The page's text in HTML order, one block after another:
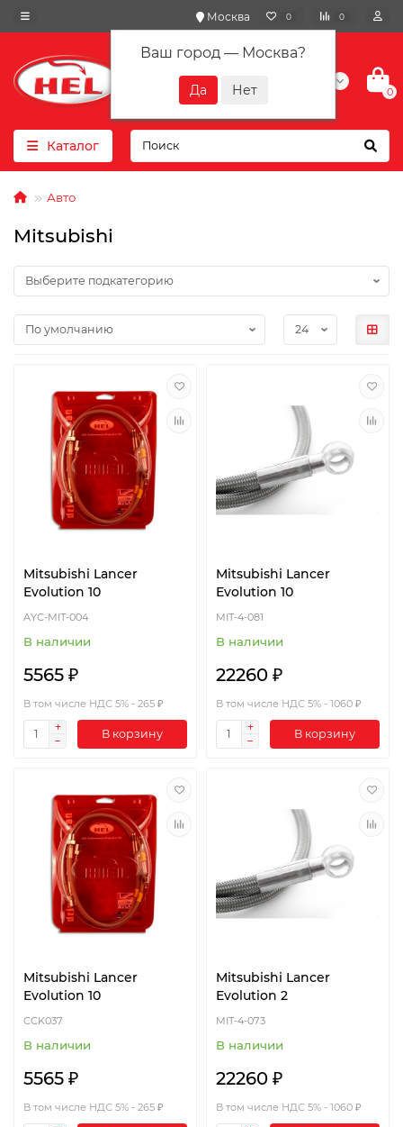
Москва
Ваш город — Москва?
0 0
+7(901) 417-10-01
0
Каталог
Авто
Mitsubishi
Mitsubishi Lancer
Evolution 10
AYC-MIT-004
В наличии
5565 ₽
В том числе НДС 5% - 265 ₽
В корзину
Mitsubishi Lancer
Evolution 10
MIT-4-081
В наличии
22260 ₽
В том числе НДС 5% - 1060 ₽
В корзину
Mitsubishi Lancer
Evolution 10
CCK037
В наличии
5565 ₽
В том числе НДС 5% - 265 ₽
Mitsubishi Lancer
Evolution 2
MIT-4-073
В наличии
22260 ₽
В том числе НДС 5% - 1060 ₽